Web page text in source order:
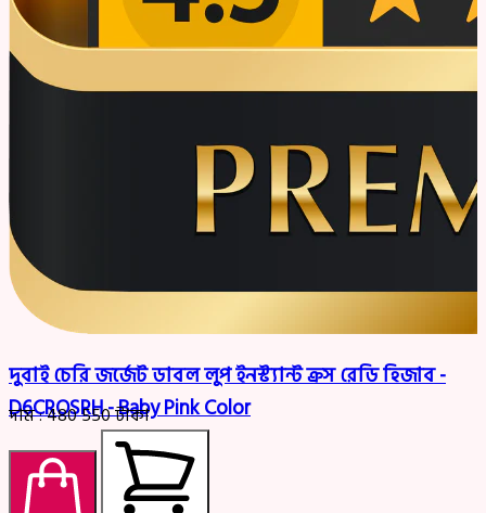
দুবাই চেরি জর্জেট ডাবল লুপ ইনস্ট্যান্ট ক্রস রেডি হিজাব -
D6CROSRH - Baby Pink Color
দাম :480550টাকা